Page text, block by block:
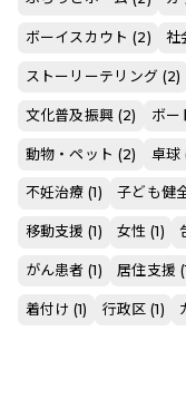
ボーイスカウト (2) 社
ストーリーテリング (2)
文化普及振興 (2) ボー
動物・ペット (2) 卓球
不妊治療 (1) 子ども健
移動支援 (1) 女性 (1)
がん患者 (1) 居住支援
着付け (1) 行政区 (1)